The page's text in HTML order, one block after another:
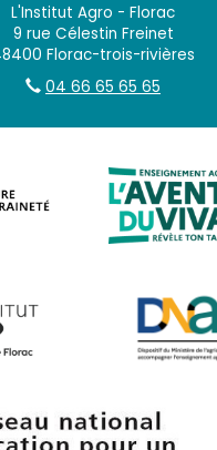
L'Institut Agro - Florac
9 rue Célestin Freinet
Florac-trois-rivières
04 66 65 65 65